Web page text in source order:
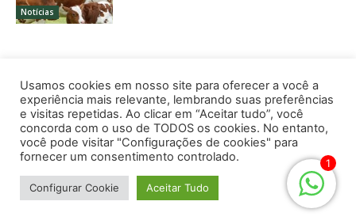
1
Usamos cookies em nosso site para oferecer a você a
experiência mais relevante, lembrando suas preferências
e visitas repetidas. Ao clicar em “Aceitar tudo”, você
concorda com o uso de TODOS os cookies. No entanto,
você pode visitar "Configurações de cookies" para
fornecer um consentimento controlado.
Configurar Cookie Aceitar Tudo